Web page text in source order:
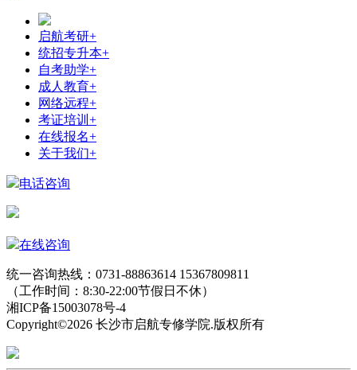
启航考研+
统招专升本+
自考助学+
成人教育+
网络远程+
考证培训 +
在线报名+
关于我们+
电话咨询
在线咨询
统一咨询热线：0731-88863614 15367809811
（工作时间：8:30-22:00节假日不休）
湘ICP备15003078号-4
Copyright©2026 长沙市启航专修学院.版权所有